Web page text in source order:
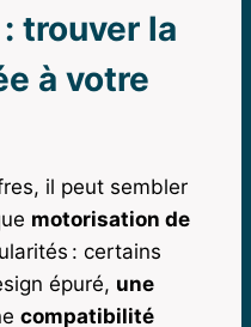
trouver la
à votre
il peut sembler
motorisation de
: certains
épuré, une
compatibilité